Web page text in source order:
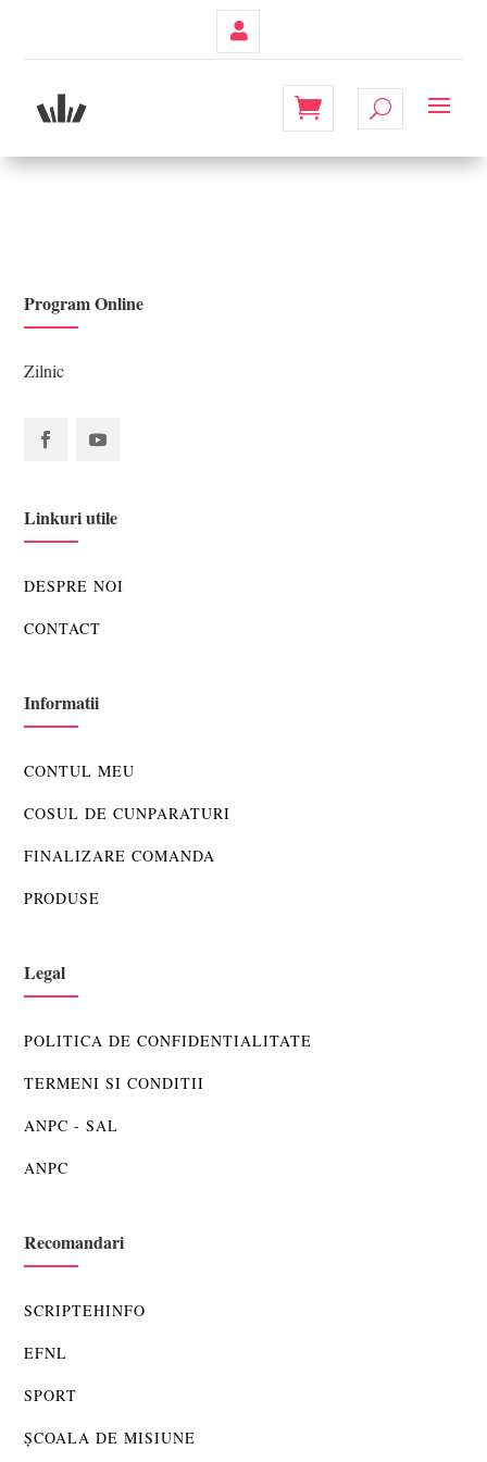
Program Online
Zilnic
Linkuri utile
DESPRE NOI
CONTACT
Informatii
CONTUL MEU
COSUL DE CUNPARATURI
FINALIZARE COMANDA
PRODUSE
Legal
POLITICA DE CONFIDENTIALITATE
TERMENI SI CONDITII
ANPC - SAL
ANPC
Recomandari
SCRIPTEHINFO
EFNL
SPORT
ȘCOALA DE MISIUNE